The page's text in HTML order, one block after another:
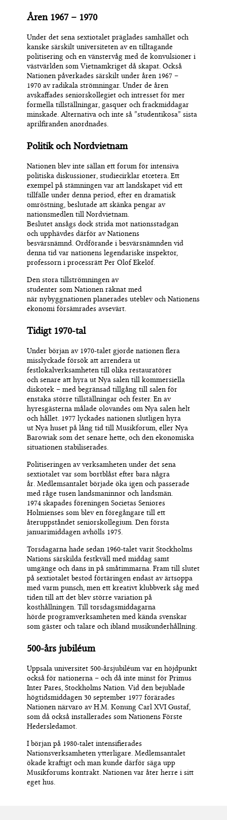
Åren 1967 – 1970
Under det sena sextiotalet präglades samhället och
kanske särskilt universiteten aven tilltagande
politisering och en vänstervåg med de konvulsioner i
västvärlden som Vietnamkriget då skapat. Också
Nationen påverkadessärskiltunder åren 1967 –
1970av radikala strömningar. Under de åren
avskaffades seniorskollegiet och intresset för mer
formella tillställningar, gasquer och frackmiddagar
minskade. Alternativa och inte så ”studentikosa” sista
aprilfiranden anordnades.
Politik och Nordvietnam
Nationenblev inte sällan ett forum för intensiva
politiska diskussioner, studiecirklar etcetera. Ett
exempel på stämningen varatt landskapet vid ett
tillfälle under denna period,efter en dramatisk
omröstning, beslutade att skänka pengar av
nationsmedlen till Nordvietnam.
Beslutet ansågs dock strida mot nationsstadgan
och upphävdes därför avNationens
besvärsnämnd. Ordförande i besvärsnämnden vid
denna tid var nationens legendariske inspektor,
professorn i processrätt Per Olof Ekelöf.
Den stora tillströmningen av
studenter som Nationen räknat med
när nybyggnationen planerades uteblev och Nationens
ekonomi försämrades avsevärt.
Tidigt 1970-tal
Under början av 1970-talet gjorde nationen flera
misslyckade försök att arrendera ut
festlokalverksamheten till olikarestauratörer
och senare att hyra ut Nya salen till kommersiella
diskotek – med begränsad tillgång till salen för
enstaka större tillställningar och fester.En av
hyresgästerna målade olovandes om Nya salen helt
och hållet. 1977 lyckades nationen slutligen hyra
ut Nya huset på lång tid till Musikforum,eller Nya
Barowiak som det senare hette, och den ekonomiska
situationen stabiliserades.
Politiseringen av verksamheten under det sena
sextiotalet var som bortblåst efter bara några
år. Medlemsantalet började öka igen och passerade
med råge tusen landsmaninnoroch landsmän.
1974skapades föreningen Societas Seniores
Holmienses som blev en föregångare till ett
återuppståndet seniorskollegium. Den första
januarimiddagen avhölls 1975.
Torsdagarnahade sedan 1960-talet varit Stockholms
Nations särskildafestkväll med middag samt
umgänge och dans in på småtimmarna. Fram till slutet
på sextiotalet bestod förtäringen endast av ärtsoppa
med varm punsch,men ett kreativtklubbverksåg med
tiden till att det blev större variation på
kosthållningen. Till torsdagsmiddagarna
hörde programverksamheten med kända svenskar
som gäster och talare och ibland musikunderhållning.
500-års jubiléum
Uppsala universitet 500-årsjubiléum var en höjdpunkt
också för nationerna – och då inte minst för Primus
Inter Pares, Stockholms Nation. Vid den bejublade
högtidsmiddagen 30september 1977 förärades
Nationen närvaro av H.M. Konung Carl XVI Gustaf,
som då också installerades som Nationens Förste
Hedersledamot.
I början på 1980-talet intensifierades
Nationsverksamheten ytterligare. Medlemsantalet
ökade kraftigt och man kunde därför säga upp
Musikforums kontrakt.Nationen var åter herre i sitt
eget hus.